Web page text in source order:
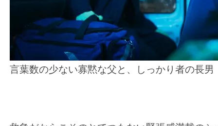
言葉数の少ない寡黙な父と、しっかり者の長男